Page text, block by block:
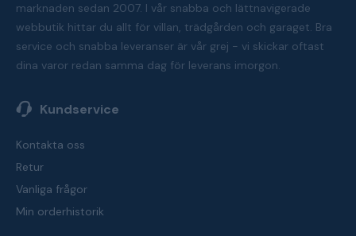
marknaden sedan 2007. I vår snabba och lättnavigerade
webbutik hittar du allt för villan, trädgården och garaget. Bra
service och snabba leveranser är vår grej - vi skickar oftast
dina varor redan samma dag för leverans imorgon.
Kundservice
Kontakta oss
Retur
Vanliga frågor
Min orderhistorik